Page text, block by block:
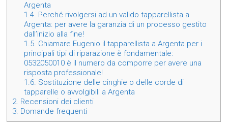
Argenta
1.4. Perché rivolgersi ad un valido tapparellista a
Argenta: per avere la garanzia di un processo gestito
dall’inizio alla fine!
1.5. Chiamare Eugenio il tapparellista a Argenta per i
principali tipi di riparazione è fondamentale:
0532050010 è il numero da comporre per avere una
risposta professionale!
1.6. Sostituzione delle cinghie o delle corde di
tapparelle o avvolgibili a Argenta
2. Recensioni dei clienti
3. Domande frequenti